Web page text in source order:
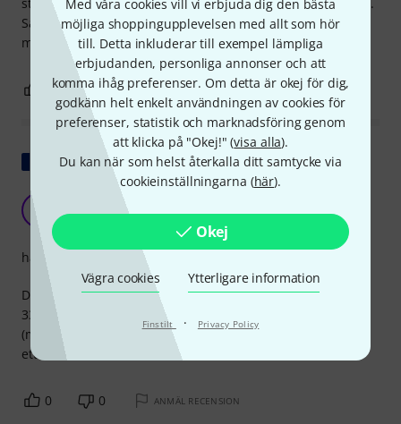
Med våra cookies vill vi erbjuda dig den bästa
möjliga shoppingupplevelsen med allt som hör
till. Detta inkluderar till exempel lämpliga
erbjudanden, personliga annonser och att
komma ihåg preferenser. Om detta är okej för dig,
godkänn helt enkelt användningen av cookies för
preferenser, statistik och marknadsföring genom
att klicka på "Okej!" (visa alla).
Du kan när som helst återkalla ditt samtycke via
cookieinställningarna (här).
Okej
Vägra cookies Ytterligare information
Finstilt · Privacy Policy
Sammantaget en mycket bra investering. Enligt min
mening...
0 ANMÄL RECENSION
Visa original
En trevlig pryl
Pierre5667 12.10.2015
Denna väldigt fina lilla leksak tillför inte mycket till min
335:a, men den förtar inte heller något och gör den så söt!
(monterad med Towner-spänningsstången utan att borra
ett enda hål).
hantverkskvalitet
0 0 ANMÄL RECENSION